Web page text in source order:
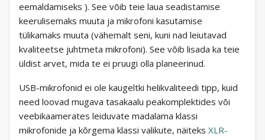
eemaldamiseks ). See võib teie laua seadistamise
keerulisemaks muuta ja mikrofoni kasutamise
tülikamaks muuta (vähemalt seni, kuni nad leiutavad
kvaliteetse juhtmeta mikrofoni). See võib lisada ka teie
üldist arvet, mida te ei pruugi olla planeerinud.
USB-mikrofonid ei ole kaugeltki helikvaliteedi tipp, kuid
need loovad mugava tasakaalu peakomplektides või
veebikaamerates leiduvate madalama klassi
mikrofonide ja kõrgema klassi valikute, näiteks XLR-